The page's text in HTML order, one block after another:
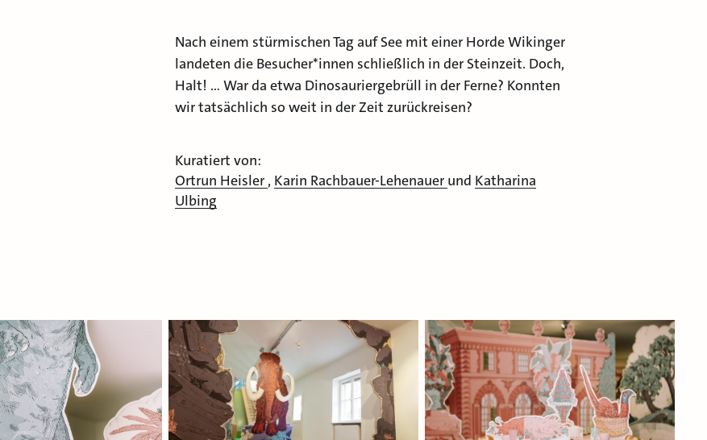
Nach einem stürmischen Tag auf See mit einer Horde Wikinger
landeten die Besucher*innen schließlich in der Steinzeit. Doch,
Halt! … War da etwa Dinosauriergebrüll in der Ferne? Konnten
wir tatsächlich so weit in der Zeit zurückreisen?
Kuratiert von:
Ortrun Heisler , Karin Rachbauer-Lehenauer und Katharina
Ulbing